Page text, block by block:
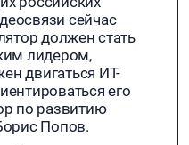
сейчас
должен стать
лидером,
двигаться ИТ-
его
по развитию
Попов.